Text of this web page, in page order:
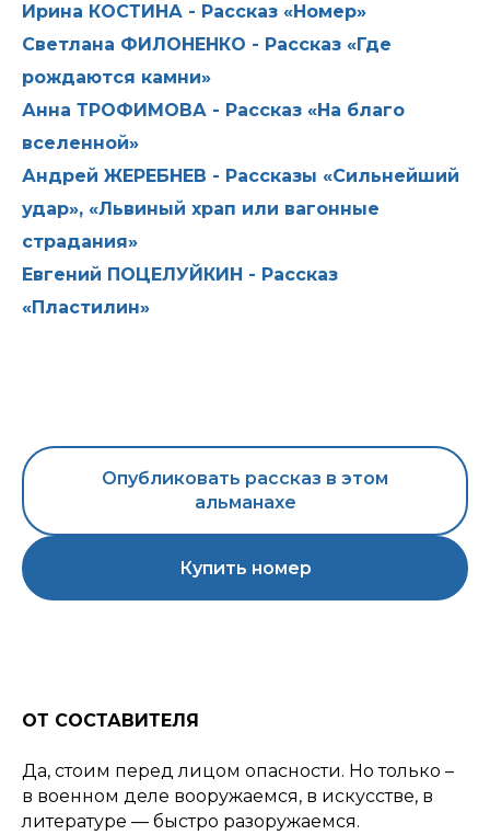
Ирина КОСТИНА - Рассказ «Номер»
Светлана ФИЛОНЕНКО - Рассказ «Где
рождаются камни»
Анна ТРОФИМОВА - Рассказ «На благо
вселенной»
Андрей ЖЕРЕБНЕВ - Рассказы «Сильнейший
удар», «Львиный храп или вагонные
страдания»
Евгений ПОЦЕЛУЙКИН - Рассказ
«Пластилин»
Опубликовать рассказ в этом
альманахе
Купить номер
ОТ СОСТАВИТЕЛЯ
Да, стоим перед лицом опасности. Но только –
в военном деле вооружаемся, в искусстве, в
литературе — быстро разоружаемся.